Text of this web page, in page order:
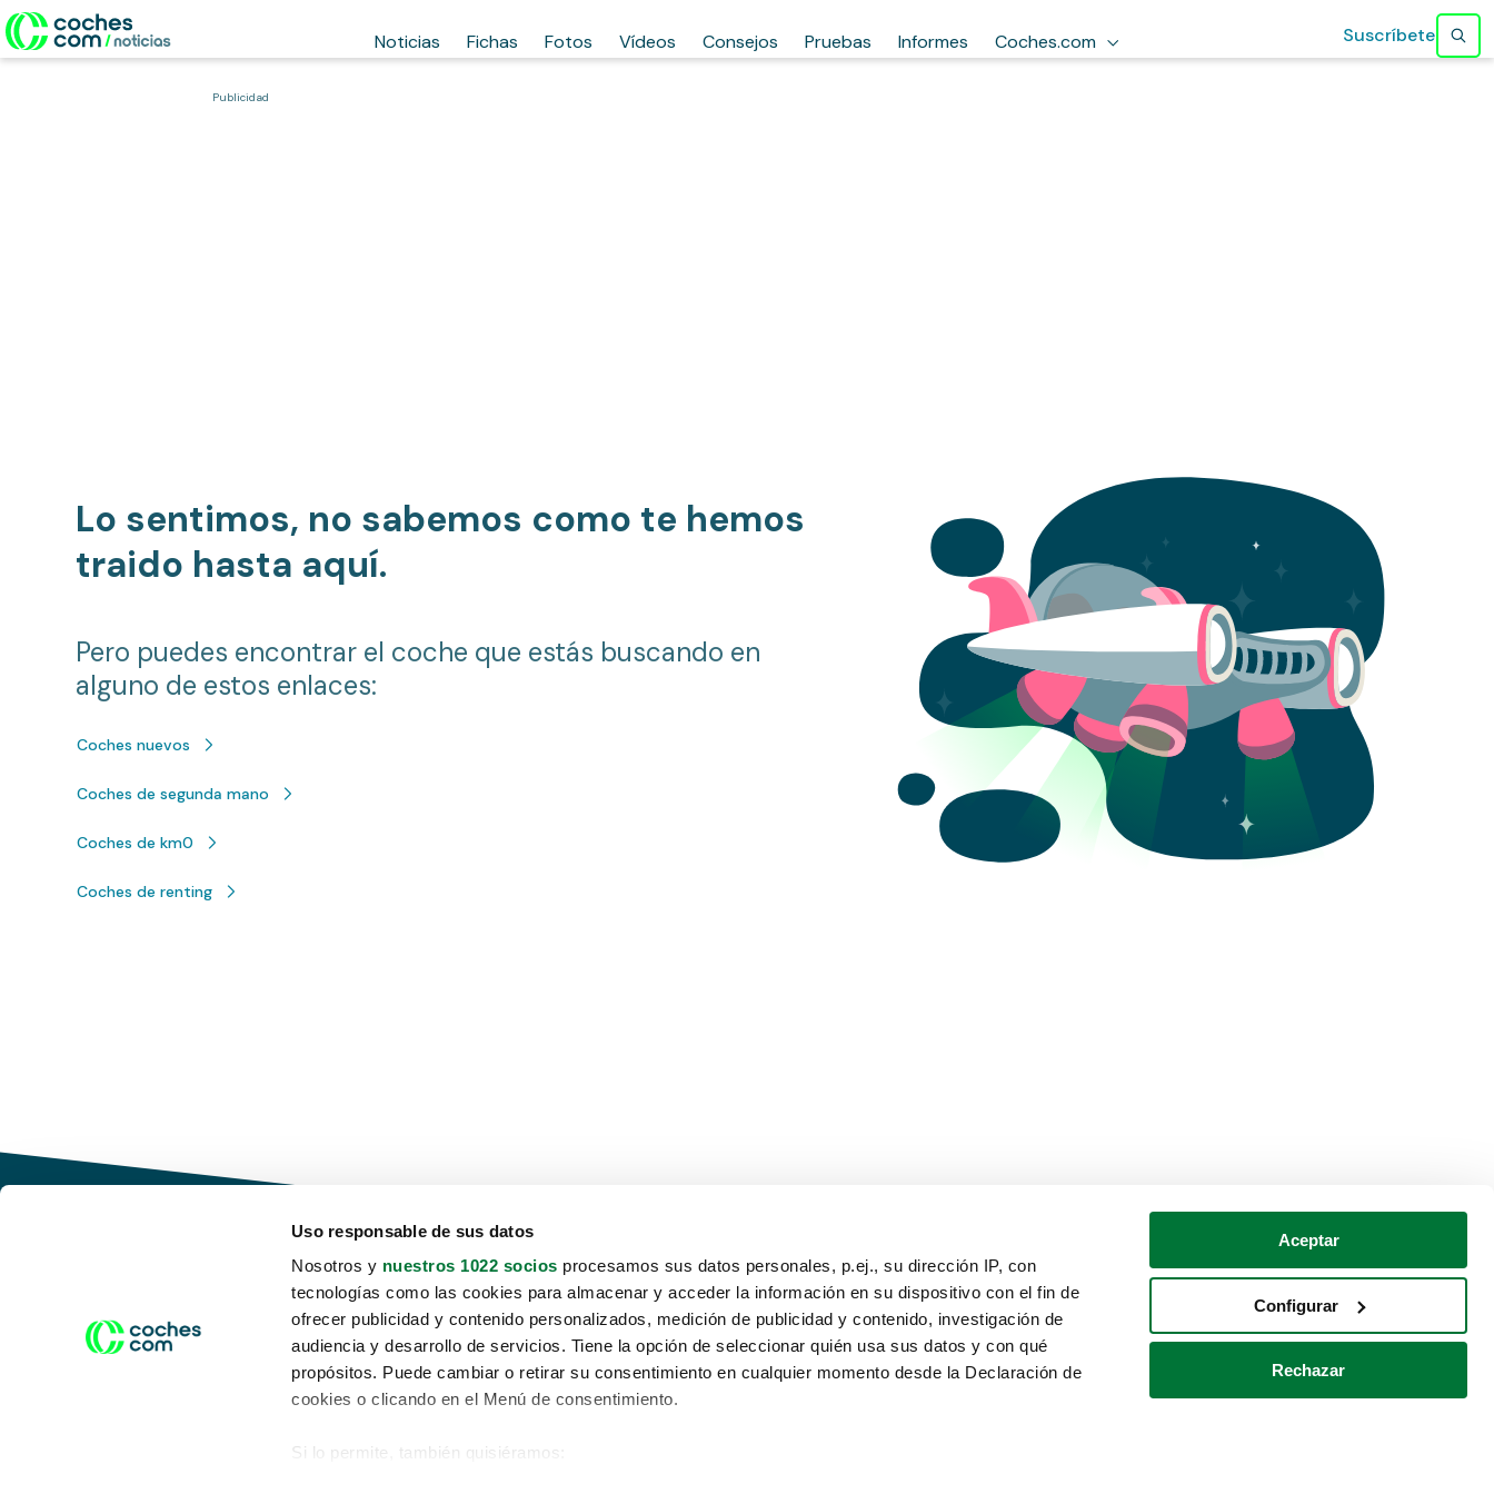
Uso responsable de sus datos
Nosotros y nuestros 1022 socios procesamos sus datos personales, p.ej., su dirección IP, con
tecnologías como las cookies para almacenar y acceder la información en su dispositivo con el fin de
ofrecer publicidad y contenido personalizados, medición de publicidad y contenido, investigación de
audiencia y desarrollo de servicios. Tiene la opción de seleccionar quién usa sus datos y con qué
propósitos. Puede cambiar o retirar su consentimiento en cualquier momento desde la Declaración de
cookies o clicando en el Menú de consentimiento.
Si lo permite, también quisiéramos:
Aceptar
Configurar
Rechazar
Noticias Fichas Fotos Vídeos Consejos Pruebas Informes Coches.com Suscríbete
Publicidad
Lo sentimos, no sabemos como te hemos
traido hasta aquí.
Pero puedes encontrar el coche que estás buscando en
alguno de estos enlaces:
Coches nuevos
Coches de segunda mano
Coches de km0
Coches de renting
Conduce tu futuro,
desata tu movilidad